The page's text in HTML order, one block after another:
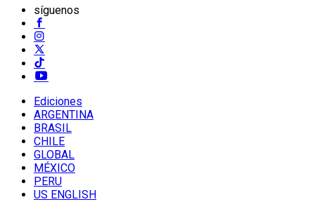
síguenos
Ediciones
ARGENTINA
BRASIL
CHILE
GLOBAL
MÉXICO
PERU
US ENGLISH